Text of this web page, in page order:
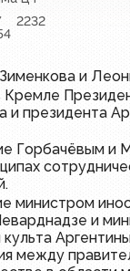
2232
и
Кремле
и президента
Горбачёвым и
министром
и
между